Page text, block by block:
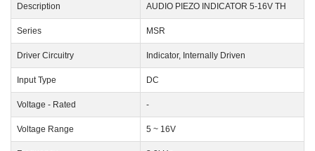
Description AUDIO PIEZO INDICATOR 5-16V TH
Series MSR
Driver Circuitry Indicator, Internally Driven
Input Type DC
Voltage - Rated -
Voltage Range 5 ~ 16V